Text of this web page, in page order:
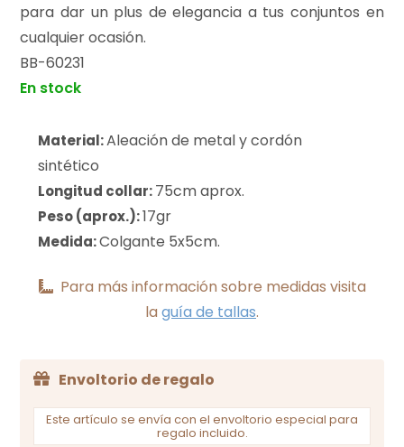
para dar un plus de elegancia a tus conjuntos en
cualquier ocasión.
BB-60231
En stock
Material:Aleación de metal y cordón
sintético
Longitud collar:75cm aprox.
Peso (aprox.):17gr
Medida:Colgante 5x5cm.
Para más información sobre medidas visita
laguía de tallas.
Envoltorio de regalo
Este artículo se envía con el envoltorio especial para
regalo incluido.